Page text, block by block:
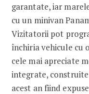
garantate, iar
cu un minivan
Vizitatorii pot
închiria vehicule cu
cele mai apreciate
integrate,
acest an fiind